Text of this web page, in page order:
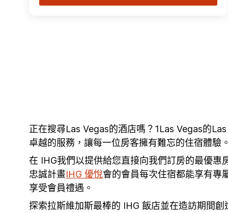
正在搜尋Las Vegas的酒店嗎？1Las Vegas的
卓越的服務，讓每一位房客擁有難忘的住宿體
在 IHG我們以提供給您直接向我們訂房的最優
忠誠計畫IHG 優悅會的會員每次住宿都能享有專
享受會員禮遇。
探索拉斯維加斯最棒的 IHG 飯店並在造訪期間